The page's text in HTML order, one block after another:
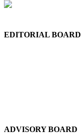
EDITORIAL BOARD
ADVISORY BOARD